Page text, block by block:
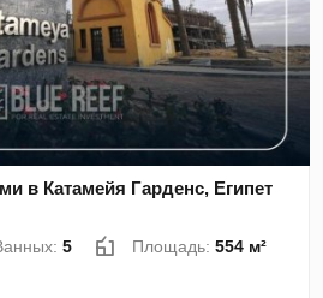
в Катамейя Гарденс, Египет
5 Площадь:554 м²